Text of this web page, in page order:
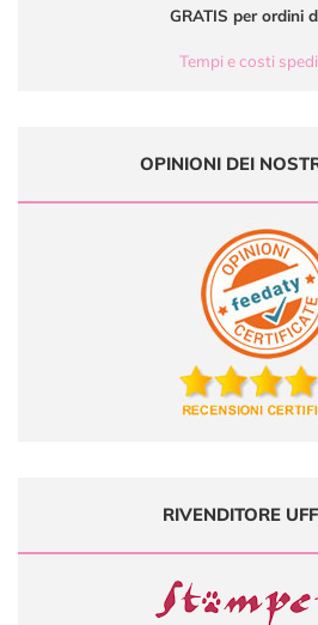
GRATIS per ordini
Tempi e costi
OPINIONI DEI
RIVENDITORE